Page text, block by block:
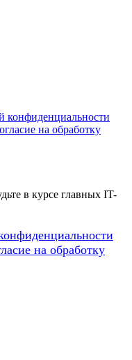
конфиденциальности
на обработку
в курсе главных IT-
на обработку